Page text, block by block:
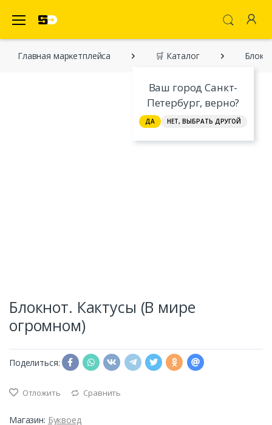
Ваш город Санкт-
Петербург, верно?
ДА НЕТ, ВЫБРАТЬ ДРУГОЙ
Главная марĸетплейса 🛒 Каталог
Блокнот. Кактусы (В мире
огромном)
Поделиться:
Отложить Сравнить
Магазин: Буквоед